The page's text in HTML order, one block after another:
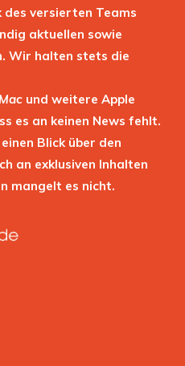
versierten Teams
aktuellen sowie
Wir halten stets die
Mac und weitere Apple
es an keinen News fehlt.
Blick über den
an exklusiven Inhalten
mangelt es nicht.